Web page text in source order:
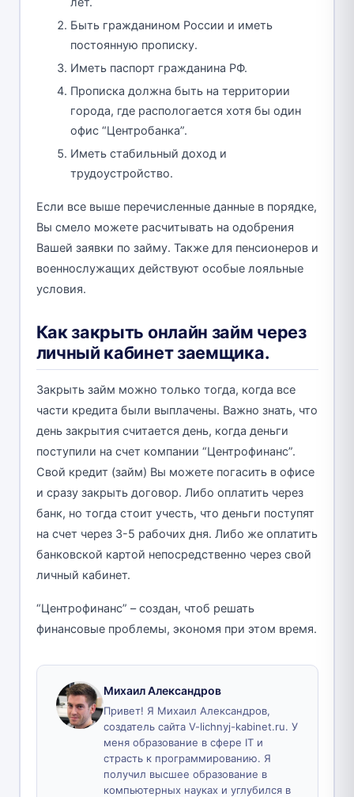
Быть гражданином России и иметь
постоянную прописку.
Иметь паспорт гражданина РФ.
Прописка должна быть на территории
города, где распологается хотя бы один
офис “Центробанка”.
Иметь стабильный доход и
трудоустройство.
Если все выше перечисленные данные в порядке,
Вы смело можете расчитывать на одобрения
Вашей заявки по займу. Также для пенсионеров и
военнослужащих действуют особые лояльные
условия.
Как закрыть онлайн займ через
личный кабинет заемщика.
Закрыть займ можно только тогда, когда все
части кредита были выплачены. Важно знать, что
день закрытия считается день, когда деньги
поступили на счет компании “Центрофинанс”.
Свой кредит (займ) Вы можете погасить в офисе
и сразу закрыть договор. Либо оплатить через
банк, но тогда стоит учесть, что деньги поступят
на счет через 3-5 рабочих дня. Либо же оплатить
банковской картой непосредственно через свой
личный кабинет.
“Центрофинанс” – создан, чтоб решать
финансовые проблемы, экономя при этом время.
Михаил Александров
Привет! Я Михаил Александров,
создатель сайта V-lichnyj-kabinet.ru. У
меня образование в сфере IT и
страсть к программированию. Я
получил высшее образование в
компьютерных науках и углубился в